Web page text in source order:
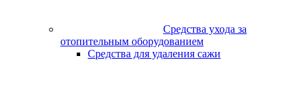
Средства ухода за
отопительным оборудованием
Средства для удаления сажи